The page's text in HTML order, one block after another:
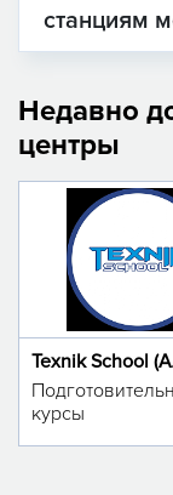
станциям
Недавно
центры
Texnik School
курсы